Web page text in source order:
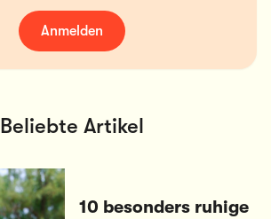
Anmelden
Beliebte Artikel
10 besonders ruhige